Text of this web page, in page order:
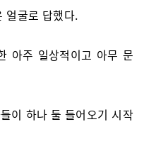
얼굴로 답했다.
아주 일상적이고 아무 문
이 하나 둘 들어오기 시작